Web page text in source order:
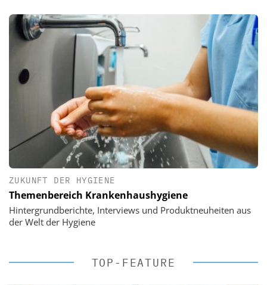
ZUKUNFT DER HYGIENE
Themenbereich Krankenhaushygiene
Hintergrundberichte, Interviews und Produktneuheiten aus
der Welt der Hygiene
TOP-FEATURE